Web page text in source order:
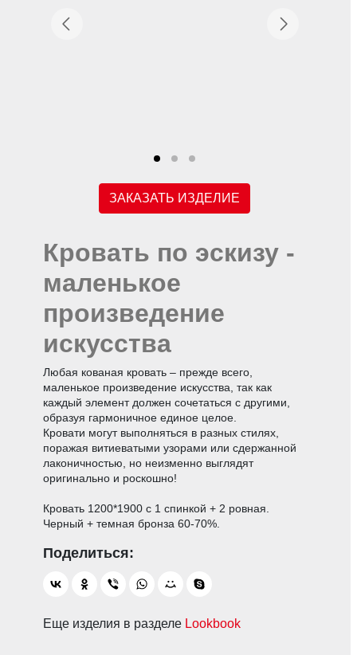
ЗАКАЗАТЬ ИЗДЕЛИЕ
Кровать по эскизу -
маленькое
произведение
искусства
Любая кованая кровать – прежде всего,
маленькое произведение искусства, так как
каждый элемент должен сочетаться с другими,
образуя гармоничное единое целое.
Кровати могут выполняться в разных стилях,
поражая витиеватыми узорами или сдержанной
лаконичностью, но неизменно выглядят
оригинально и роскошно!
Кровать 1200*1900 с 1 спинкой + 2 ровная.
Черный + темная бронза 60-70%.
Еще изделия в разделе Lookbook